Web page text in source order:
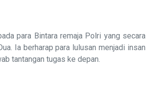
para Bintara remaja Polri yang secara
Ia berharap para lulusan menjadi insan
tantangan tugas ke depan.